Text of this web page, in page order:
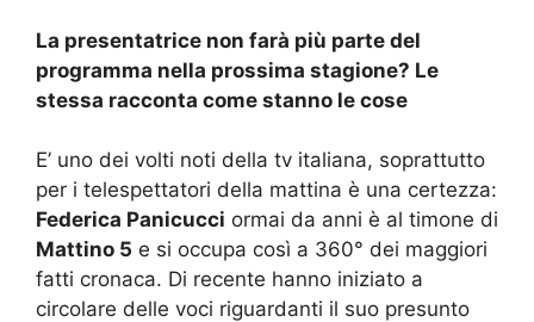
La presentatrice non farà più parte del
programma nella prossima stagione? Le
stessa racconta come stanno le cose
E’ uno dei volti noti della tv italiana, soprattutto
per i telespettatori della mattina è una certezza:
Federica Panicucci ormai da anni è al timone di
Mattino 5 e si occupa così a 360° dei maggiori
fatti cronaca. Di recente hanno iniziato a
circolare delle voci riguardanti il suo presunto